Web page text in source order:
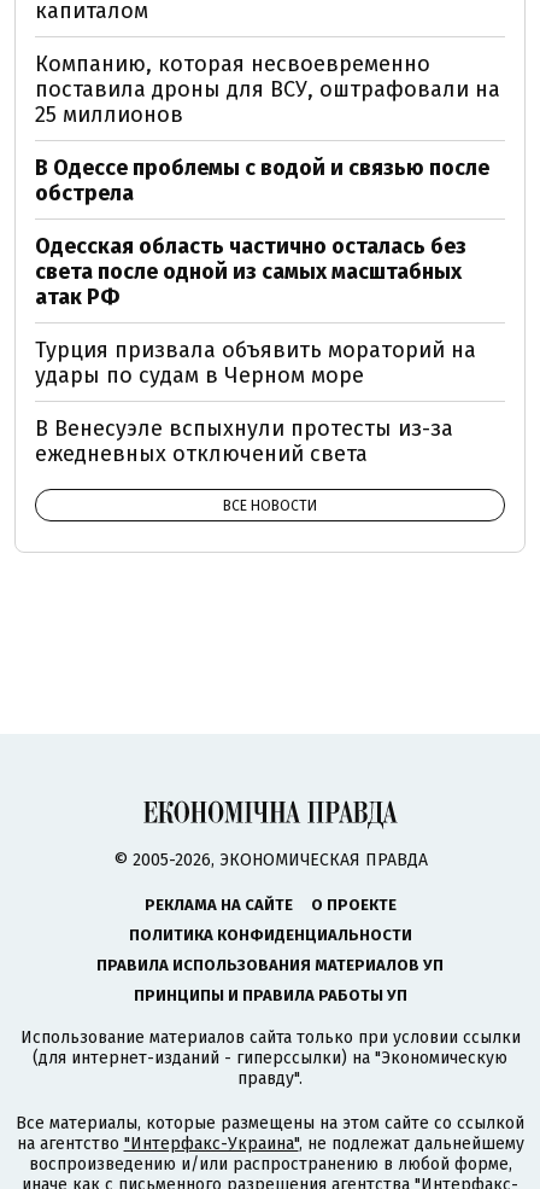
капиталом
Компанию, которая несвоевременно
поставила дроны для ВСУ, оштрафовали на
25 миллионов
В Одессе проблемы с водой и связью после
обстрела
Одесская область частично осталась без
света после одной из самых масштабных
атак РФ
Турция призвала объявить мораторий на
удары по судам в Черном море
В Венесуэле вспыхнули протесты из-за
ежедневных отключений света
ВСЕ НОВОСТИ
© 2005-2026, ЭКОНОМИЧЕСКАЯ ПРАВДА
РЕКЛАМА НА САЙТЕ
О ПРОЕКТЕ
ПОЛИТИКА КОНФИДЕНЦИАЛЬНОСТИ
ПРАВИЛА ИСПОЛЬЗОВАНИЯ МАТЕРИАЛОВ УП
ПРИНЦИПЫ И ПРАВИЛА РАБОТЫ УП
Использование материалов сайта только при условии ссылки
(для интернет-изданий - гиперссылки) на "Экономическую
правду".
Все материалы, которые размещены на этом сайте со ссылкой
на агентство "Интерфакс-Украина", не подлежат дальнейшему
воспроизведению и/или распространению в любой форме,
иначе как с письменного разрешения агентства "Интерфакс-